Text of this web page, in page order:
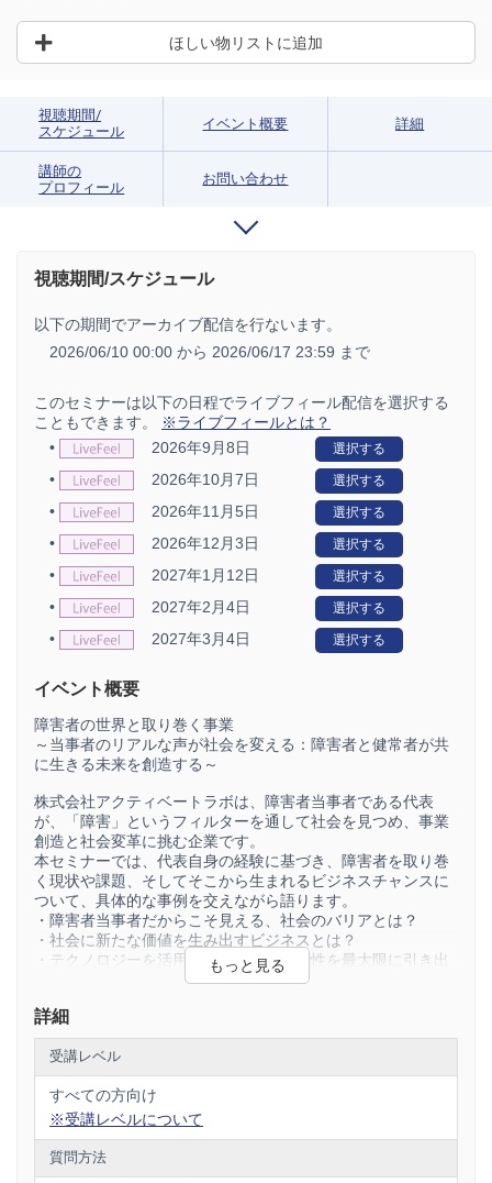
ほしい物リストに追加
視聴期間/
スケジュール
イベント概要 詳細
講師の
プロフィール
お問い合わせ
視聴期間/スケジュール
以下の期間でアーカイブ配信を行ないます。
2026/06/10 00:00 から 2026/06/17 23:59 まで
このセミナーは以下の日程でライブフィール配信を選択する
こともできます。
※ライブフィールとは？
•
2026年9月8日 選択する
• 2026年10月7日 選択する
• 2026年11月5日 選択する
• 2026年12月3日 選択する
• 2027年1月12日 選択する
• 2027年2月4日 選択する
• 2027年3月4日 選択する
イベント概要
障害者の世界と取り巻く事業
～当事者のリアルな声が社会を変える：障害者と健常者が共
に生きる未来を創造する～
株式会社アクティベートラボは、障害者当事者である代表
が、「障害」というフィルターを通して社会を見つめ、事業
創造と社会変革に挑む企業です。
本セミナーでは、代表自身の経験に基づき、障害者を取り巻
く現状や課題、そしてそこから生まれるビジネスチャンスに
ついて、具体的な事例を交えながら語ります。
・障害者当事者だからこそ見える、社会のバリアとは？
・社会に新たな価値を生み出すビジネスとは？
・テクノロジーを活用し、障害者の可能性を最大限に引き出
な社会の実現に向けて
アクティベートラボが目指すのは、障害者と健常者が互いに
理解し、尊重し合い、共に豊かな社会を築くことです。本セ
ミナーでは、その実現に向けた熱い想いと具体的な戦略をお
伝えします。
１．障害者とはなにか
詳細
受講レベル
すべての方向け
※受講レベルについて
質問方法